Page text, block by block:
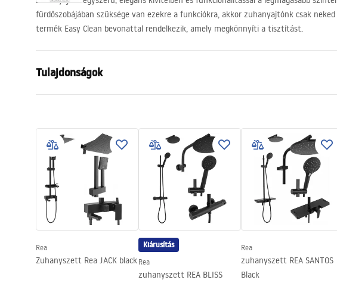
fürdőszobájában szüksége van ezekre a funkciókra, akkor zuhanyajtónk csak neked
termék Easy Clean bevonattal rendelkezik, amely megkönnyíti a tisztítást.
Tulajdonságok
Az ajtó iránya
Univerzális
Üvegvastagság
A zuhanyajtó magassága
Bejárási szélesség
60 cm
Profil anyaga
Alumínium
Nyitás iránya
kifelé
Igen, az üveg egyik oldalán
Rea
Zuhanyszett Rea JACK black
Kiárusítás
Rea
zuhanyszett REA BLISS
Rea
zuhanyszett REA SANTOS
Black